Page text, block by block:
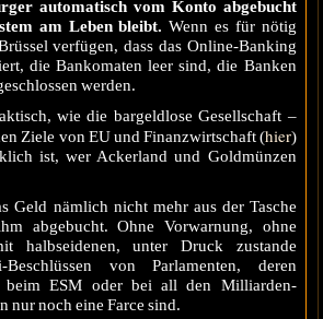
automatisch vom Konto abgebucht
am Leben bleibt. Wenn es für nötig
verfügen, dass das Online-Banking
die Bankomaten leer sind, die Banken
werden.
wie die bargeldlose Gesellschaft –
Ziele von EU und Finanzwirtschaft (hier)
ist, wer Ackerland und Goldmünzen
Geld nämlich nicht mehr aus der Tasche
abgebucht. Ohne Vorwarnung, ohne
halbseidenen, unter Druck zustande
Beschlüssen von Parlamenten, deren
beim ESM oder bei all den Milliarden-
nur noch eine Farce sind.